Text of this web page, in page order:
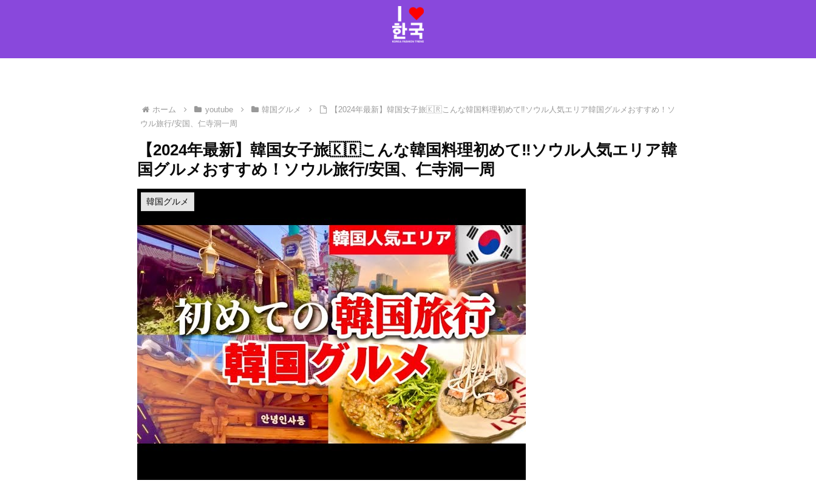
ホーム youtube 韓国グルメ
【2024年最新】韓国女子旅🇰🇷こんな韓国料理初めて‼️ソウル人気エリア韓国グルメおすすめ！ソ
ウル旅行/安国、仁寺洞一周
【2024年最新】韓国女子旅🇰🇷こんな韓国料理初めて‼️ソウル人気エリア韓
国グルメおすすめ！ソウル旅行/安国、仁寺洞一周
韓国グルメ